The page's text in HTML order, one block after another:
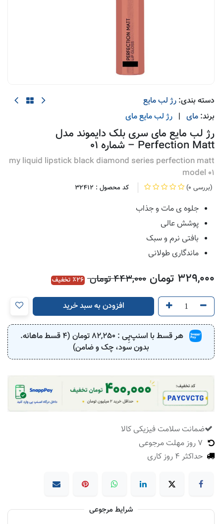
دسته بندی: رژ لب مایع
برند: مای | رژ لب مایعمای
رژ لب مایع مای سری بلک دایموند مدل
Perfection Matt – شماره 01
my liquid lipstick black diamond series perfection matt
model 01
(0 بررسی) کد محصول : 32412
جلوه ی مات و جذاب
پوشش عالی
بافتی نرم و سبک
ماندگاری طولانی
329,000 تومان 443,000تومان 26٪ تخفیف
افزودن به سبد خرید
هر قسط با اسنپ‌پِی : 82,250
تومان (4 قسط ماهانه.
بدون سود، چک و ضامن)
ضمانت سلامت فیزیکی کالا
حداکثر 4 روز کاری
شرایط مرجوعی